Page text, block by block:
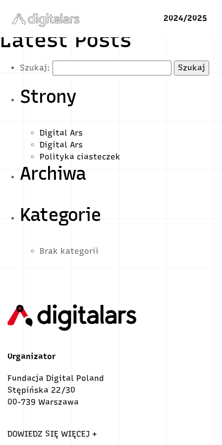
2024/2025
Latest Posts
Szukaj:
Strony
Digital Ars
Digital Ars
Polityka ciasteczek
Archiwa
Kategorie
Brak kategorii
Organizator
Fundacja Digital Poland
Stępińska 22/30
00-739 Warszawa
DOWIEDZ SIĘ WIĘCEJ +